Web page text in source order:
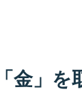
金」を